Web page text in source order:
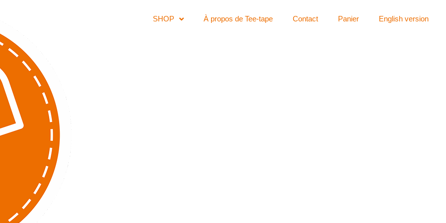
SHOP À propos de Tee-tape Contact Panier English version